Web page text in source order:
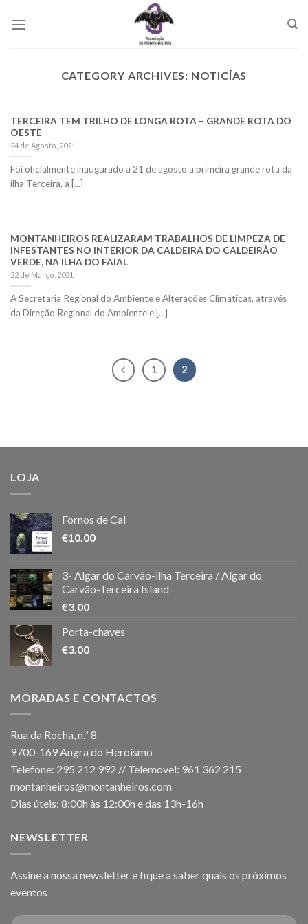
CATEGORY ARCHIVES: NOTICÍAS
TERCEIRA TEM TRILHO DE LONGA ROTA – GRANDE ROTA DO
OESTE
24 de Agosto, 2021
Foi oficialmente inaugurado a 21 de agosto a primeira grande rota da
ilha Terceira, a [...]
MONTANHEIROS REALIZARAM TRABALHOS DE LIMPEZA DE
INFESTANTES NO INTERIOR DA CALDEIRA DO CALDEIRÃO
VERDE, NA ILHA DO FAIAL
22 de Março, 2021
A Secretaria Regional do Ambiente e Alterações Climáticas, através
da Direção Regional do Ambiente e [...]
1 2
LOJA
Fornos de Cal
€10.00
3- Algar do Carvão-ilha Terceira / Algar do
Carvão-Terceira Island
€3.00
Porta-chaves
€3.00
MORADAS E CONTACTOS
Rua da Rocha, n.º 8
9700-169 Angra do Heroísmo
Telefone: 295 212 992 // Telemovel: 961 362 215
montanheiros@montanheiros.com
Dias úteis: 8:00h às 12:00h e das 13h-16h
NEWSLETTER
Assine a nossa newsletter e fique a saber quais os próximos
eventos